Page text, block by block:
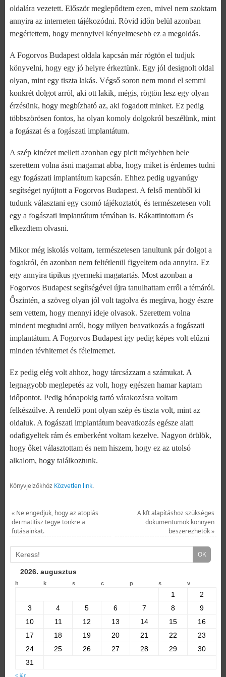
oldalára vezetett. Először meglepődtem ezen, mivel nem szoktam
annyira az interneten tájékozódni. Rövid időn belül azonban
megértettem, hogy mennyivel kényelmesebb ez a megoldás.
A Fogorvos Budapest oldala kapcsán már rögtön el tudjuk
könyvelni, hogy egy jó helyre érkeztünk. Egy jól designolt oldal
olyan, mint egy tiszta lakás. Végső soron nem mond el semmi
konkrét dolgot arról, aki ott lakik, mégis, rögtön lesz egy olyan
érzésünk, hogy megbízható az, aki fogadott minket. Ez pedig
többszörösen fontos, ha olyan komoly dolgokról beszélünk, mint
a fogászat és a fogászati implantátum.
A szép kinézet mellett azonban egy picit mélyebben bele
szerettem volna ásni magamat abba, hogy miket is érdemes tudni
egy fogászati implantátum kapcsán. Ehhez pedig ugyanúgy
segítséget nyújtott a Fogorvos Budapest. A felső menüből ki
tudunk választani egy csomó tájékoztatót, és természetesen volt
egy a fogászati implantátum témában is. Rákattintottam és
elkezdtem olvasni.
Mikor még iskolás voltam, természetesen tanultunk pár dolgot a
fogakról, én azonban nem feltétlenül figyeltem oda annyira. Ez
egy annyira tipikus gyermeki magatartás. Most azonban a
Fogorvos Budapest segítségével újra tanulhattam erről a témáról.
Őszintén, a szöveg olyan jól volt tagolva és megírva, hogy észre
sem vettem, hogy mennyi ideje olvasok. Szerettem volna
mindent megtudni arról, hogy milyen beavatkozás a fogászati
implantátum. A Fogorvos Budapest így pedig képes volt elűzni
minden tévhitemet és félelmemet.
Ez pedig elég volt ahhoz, hogy tárcsázzam a számukat. A
legnagyobb meglepetés az volt, hogy egészen hamar kaptam
időpontot. Pedig hónapokig tartó várakozásra voltam
felkészülve. A rendelő pont olyan szép és tiszta volt, mint az
oldaluk. A fogászati implantátum beavatkozás egésze alatt
odafigyeltek rám és emberként voltam kezelve. Nagyon örülök,
hogy őket választottam és nem hiszem, hogy ez az utolsó
alkalom, hogy találkoztunk.
Könyvjelzőkhöz Közvetlen link.
«Ne engedjük, hogy az atopiás
dermatitisz tegye tönkre a
futásainkat.
A kft alapításhoz szükséges
dokumentumok könnyen
beszerezhetők»
2026. augusztus
h k s c p s v
« jún
1
2
3
4 5 6 7 8
9
10
11 12 13 14 15
16
17
18 19 20 21 22
23
24
25 26 27 28 29
30
31